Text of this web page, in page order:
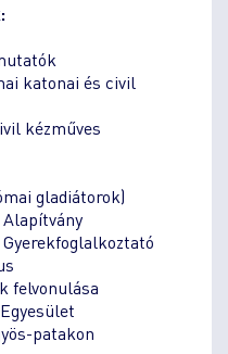
katonai és civil
kézműves
gladiátorok)
felvonulása
patakon